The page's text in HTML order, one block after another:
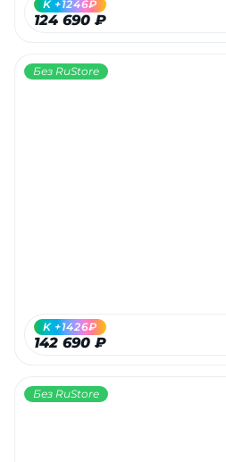
124 690 ₽
K +1246₽
Без RuStore
142 690 ₽
K +1426₽
Без RuStore